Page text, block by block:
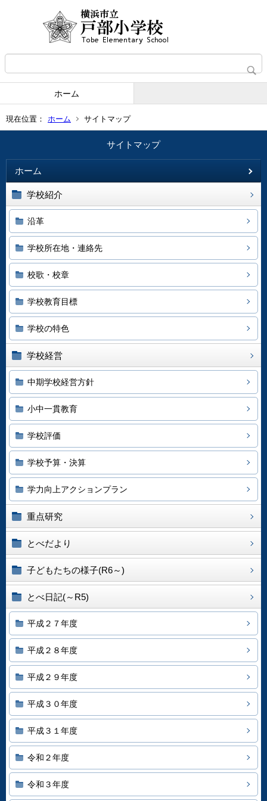
ホーム
現在位置： ホーム サイトマップ
サイトマップ
ホーム
学校紹介
沿革
学校所在地・連絡先
校歌・校章
学校教育目標
学校の特色
学校経営
中期学校経営方針
小中一貫教育
学校評価
学校予算・決算
学力向上アクションプラン
重点研究
とべだより
子どもたちの様子(R6～)
とべ日記(～R5)
平成２７年度
平成２８年度
平成２９年度
平成３０年度
平成３１年度
令和２年度
令和３年度